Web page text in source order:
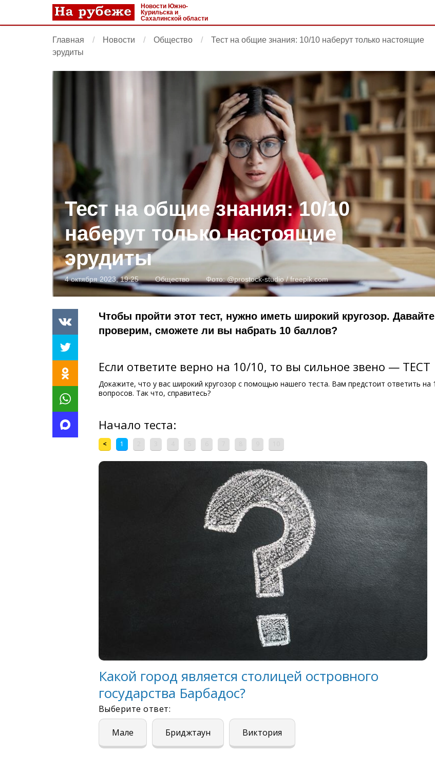
Новости Южно-
Курильска и
Сахалинской области
Главная Новости Общество
Тест на общие знания: 10/10 наберут только настоящие
эрудиты
Тест на общие знания: 10/10
наберут только настоящие
эрудиты
4 октября 2023, 19:25 Общество Фото:@prostock-studio /freepik.com
Чтобы пройти этот тест, нужно иметь широкий кругозор. Давайте
проверим, сможете ли вы набрать 10 баллов?